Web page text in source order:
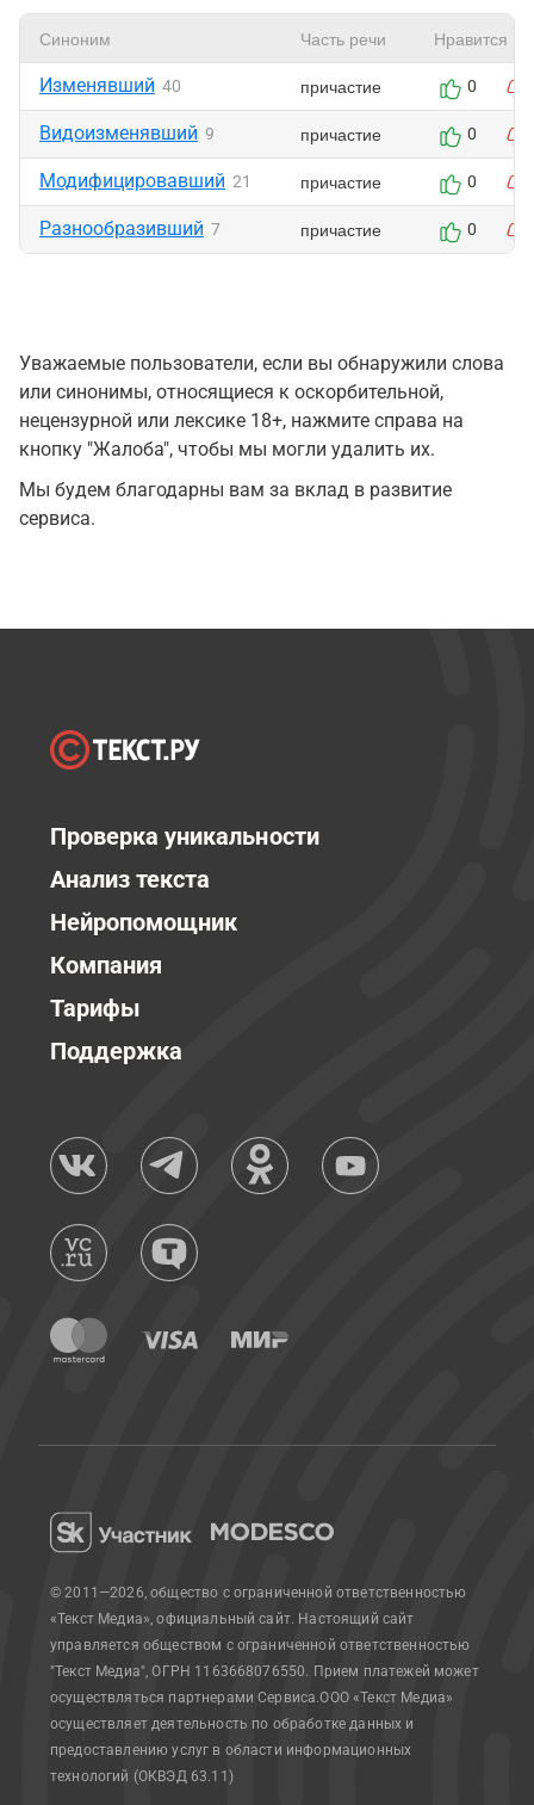
Синоним Часть речи Нравится
Изменявший 40 причастие 0
Видоизменявший 9 причастие 0
Модифицировавший 21 причастие 0
Разнообразивший 7 причастие 0
Уважаемые пользователи, если вы обнаружили слова
или синонимы, относящиеся к оскорбительной,
нецензурной или лексике 18+, нажмите справа на
кнопку "Жалоба", чтобы мы могли удалить их.
Мы будем благодарны вам за вклад в развитие
сервиса.
Проверка уникальности
Анализ текста
Нейропомощник
Компания
Тарифы
Поддержка
© 2011—2026, общество с ограниченной ответственностью
«Текст Медиа», официальный сайт. Настоящий сайт
управляется обществом с ограниченной ответственностью
"Текст Медиа", ОГРН 1163668076550. Прием платежей может
осуществляться партнерами Сервиса.ООО «Текст Медиа»
осуществляет деятельность по обработке данных и
предоставлению услуг в области информационных
технологий (ОКВЭД 63.11)